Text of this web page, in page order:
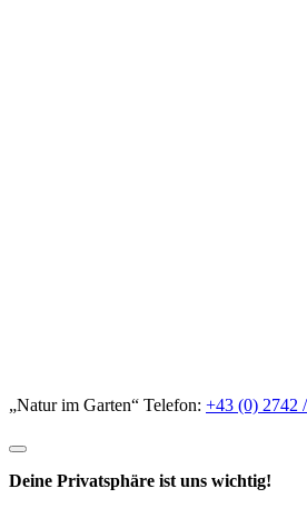
„Natur im Garten“ Telefon: +43 (0) 2742
Deine Privatsphäre ist uns wichtig!